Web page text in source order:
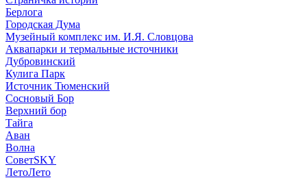
Берлога
Городская Дума
Музейный комплекс им. И.Я. Словцова
Аквапарки и термальные источники
Дубровинский
Кулига Парк
Источник Тюменский
Сосновый Бор
Верхний бор
Тайга
Аван
Волна
СоветSKY
ЛетоЛето